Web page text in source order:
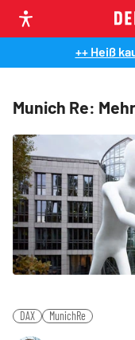
++ Heiß
Munich Re:
DAX MunichRe